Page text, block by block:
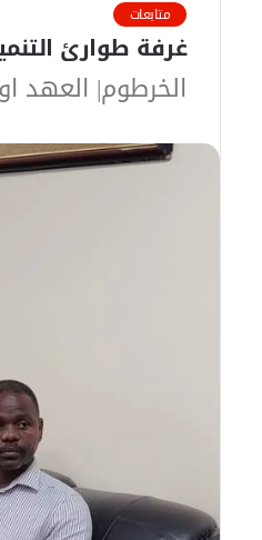
متابعات
غرفة طوارئ
الخرطوم| العهد